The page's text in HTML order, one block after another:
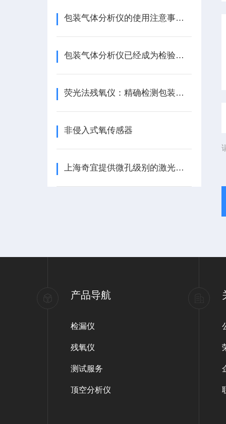
包装气体分析仪的使用注意事项有哪些？
包装气体分析仪已经成为检验包装质量的重要手段之一
荧光法残氧仪：精确检测包装内氧气含量的得力助手
非侵入式氧传感器
上海奇宜提供微孔级别的激光打孔加工、毛细管、微量管、金属丝制备服务
产品导航
检漏仪
残氧仪
测试服务
顶空分析仪